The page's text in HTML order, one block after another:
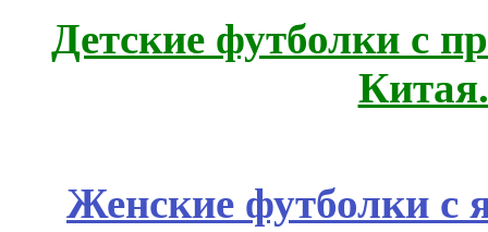
Детские футболки с
Женские футболки с